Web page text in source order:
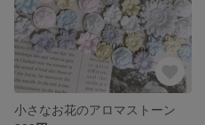
小さなお花のアロマストーン